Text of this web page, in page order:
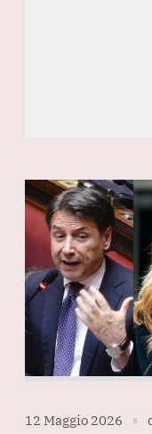
12 Maggio 2026 ∎